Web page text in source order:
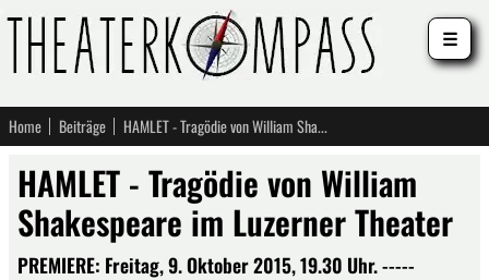
Home Beiträge HAMLET - Tragödie von William Shakespeare im Luzerner Theater
HAMLET - Tragödie von William
Shakespeare im Luzerner Theater
PREMIERE: Freitag, 9. Oktober 2015, 19.30 Uhr. -----
☰